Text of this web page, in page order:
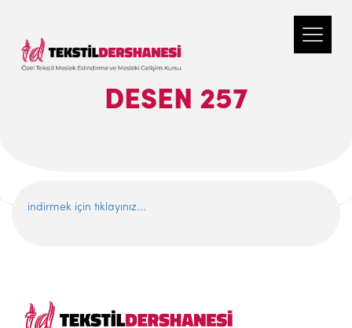
DESEN 257
indirmek için tıklayınız...